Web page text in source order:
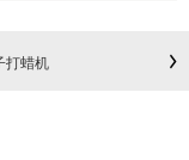
打蜡机